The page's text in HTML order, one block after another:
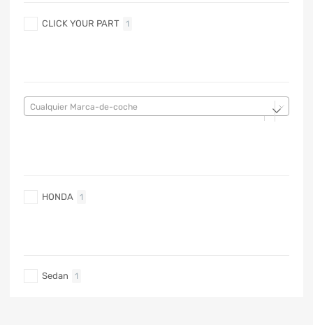
CLICK YOUR PART 1
Cualquier Marca-de-coche
HONDA 1
Sedan 1